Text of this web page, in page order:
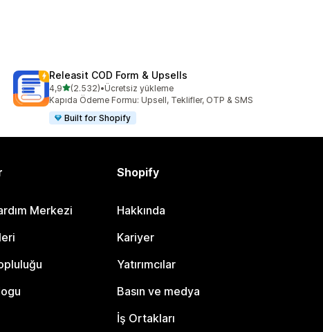
Releasit COD Form & Upsells
4,95 yıldız üzerinden
(2.532)
toplam 2532 değerlendirme
•Ücretsiz yükleme
Kapıda Ödeme Formu: Upsell, Teklifler, OTP & SMS
Built for Shopify
Merkezi
Shopify
Hakkında
Kariyer
Yatırımcılar
Basın ve medya
İş Ortakları